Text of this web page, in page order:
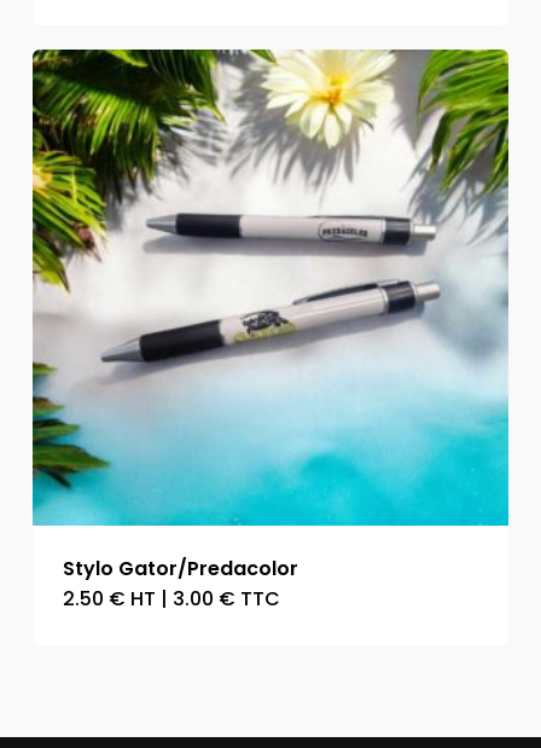
Stylo Gator/Predacolor
2.50 € HT | 3.00 € TTC